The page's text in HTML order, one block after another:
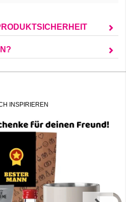
INSPIRIEREN